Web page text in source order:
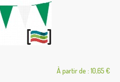
À partir de : 10,65 €